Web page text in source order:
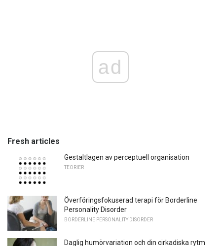
ad
Fresh articles
Gestaltlagen av perceptuell organisation
TEORIER
Överföringsfokuserad terapi för Borderline
Personality Disorder
BORDERLINE PERSONALITY DISORDER
Daglig humörvariation och din cirkadiska rytm